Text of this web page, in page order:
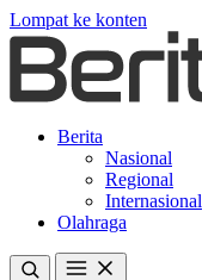
Lompat ke konten
Berita
Nasional
Regional
Internasional
Olahraga